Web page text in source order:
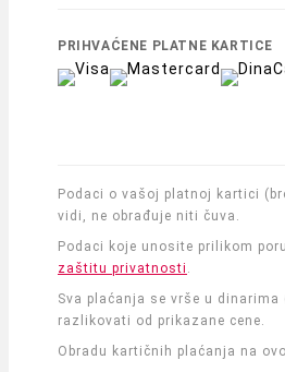
PRIHVAĆENE PLATNE KARTICE
Podaci o vašoj platnoj kartici
vidi, ne obrađuje niti čuva.
Podaci koje unosite prilikom
zaštitu privatnosti
Sva plaćanja se vrše u
razlikovati od prikazane cene.
Obradu kartičnih plaćanja na